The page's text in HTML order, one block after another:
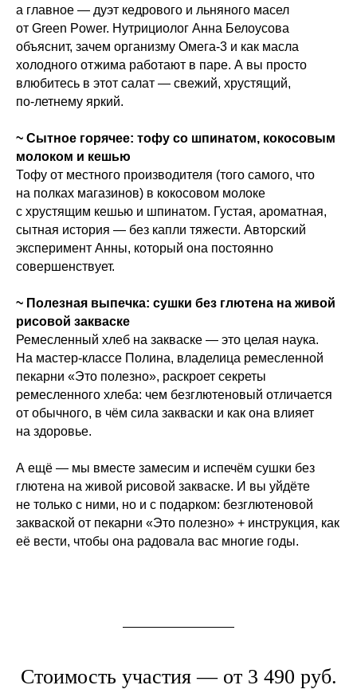
а главное — дуэт кедрового и льняного масел
от Green Power. Нутрициолог Анна Белоусова
объяснит, зачем организму Омега‑3 и как масла
холодного отжима работают в паре. А вы просто
влюбитесь в этот салат — свежий, хрустящий,
по‑летнему яркий.
~ Сытное горячее: тофу со шпинатом, кокосовым
молоком и кешью
Тофу от местного производителя (того самого, что
на полках магазинов) в кокосовом молоке
с хрустящим кешью и шпинатом. Густая, ароматная,
сытная история — без капли тяжести. Авторский
эксперимент Анны, который она постоянно
совершенствует.
~ Полезная выпечка: сушки без глютена на живой
рисовой закваске
Ремесленный хлеб на закваске — это целая наука.
На мастер-классе Полина, владелица ремесленной
пекарни «Это полезно», раскроет секреты
ремесленного хлеба: чем безглютеновый отличается
от обычного, в чём сила закваски и как она влияет
на здоровье.
А ещё — мы вместе замесим и испечём сушки без
глютена на живой рисовой закваске. И вы уйдёте
не только с ними, но и с подарком: безглютеновой
закваской от пекарни «Это полезно» + инструкция, как
её вести, чтобы она радовала вас многие годы.
Стоимость участия — от 3 490 руб.